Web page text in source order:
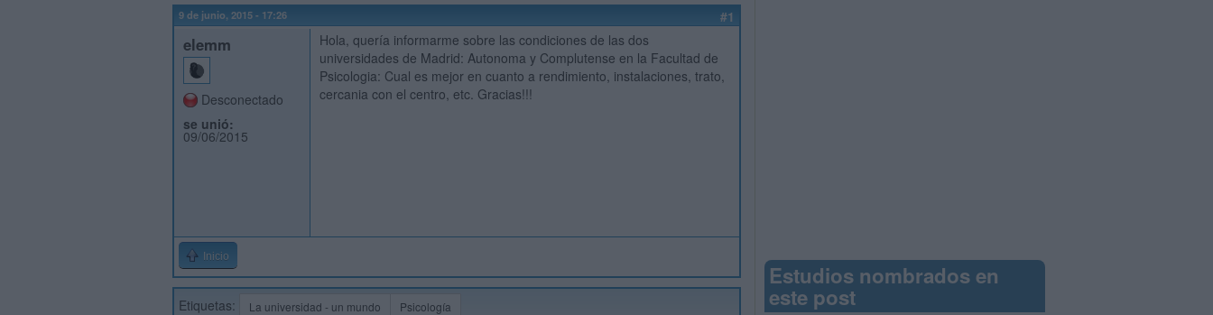
9 de junio, 2015 - 17:26 #1
elemm
Desconectado
se unió:
09/06/2015
Hola, quería informarme sobre las condiciones de las dos
universidades de Madrid: Autonoma y Complutense en la Facultad de
Psicologia: Cual es mejor en cuanto a rendimiento, instalaciones, trato,
cercania con el centro, etc. Gracias!!!
Inicio
Etiquetas: La universidad - un mundo Psicología
Estudios nombrados en
este post